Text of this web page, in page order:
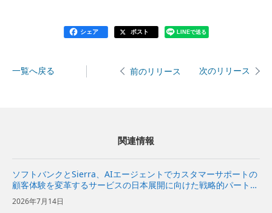
シェア ポスト LINEで送る
一覧へ戻る 前のリリース 次のリリース
関連情報
ソフトバンクとSierra、AIエージェントでカスタマーサポートの
顧客体験を変革するサービスの日本展開に向けた戦略的パートナ
ーシップ契約を締結〜Sierraの対話型AIプラットフォームをソフ
トバンクが日本市場で独占販売代理店として販売開始〜...
2026年7月14日